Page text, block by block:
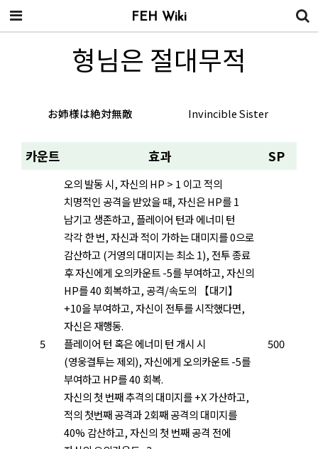
형님은 절대무적
お姉様は絶対無敵 Invincible Sister
카운트 효과 SP
5
오의 발동 시, 자신의 HP > 1 이고 적의
치명적인 공격을 받았을 때, 자신은 HP를 1
남기고 생존하고, 플레이어 턴과 에너미 턴
각각 한 번, 자신과 적이 가하는 대미지를 0으로
감산하고 (거영의 대미지는 최소 1), 전투 종료
후 자신에게 오의카운트 -5를 부여하고, 자신의
HP를 40 회복하고, 공격/속도의 【대기】
+10을 부여하고, 자신이 전투를 시작했다면,
자신은 재행동.
플레이어 턴 혹은 에너미 턴 개시 시
(영웅결투는 제외), 자신에게 오의카운트 -5를
부여하고 HP를 40 회복.
자신의 첫 번째 추격의 대미지를 +X 가산하고,
적의 첫번째 공격과 2회째 공격의 대미지를
40% 감산하고, 자신의 첫 번째 공격 전에
500
FEH Wiki